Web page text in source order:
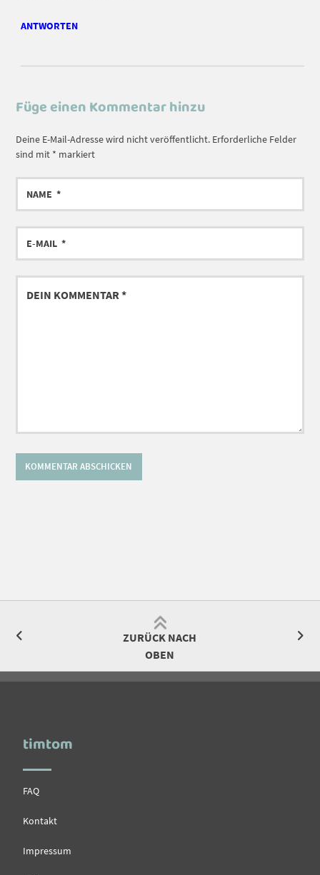
ANTWORTEN
Füge einen Kommentar hinzu
Deine E-Mail-Adresse wird nicht veröffentlicht. Erforderliche Felder
sind mit * markiert
NAME
E-
MAIL
DEIN
KOMMENTAR
ZURÜCK NACH
OBEN
timtom
FAQ
Kontakt
Impressum